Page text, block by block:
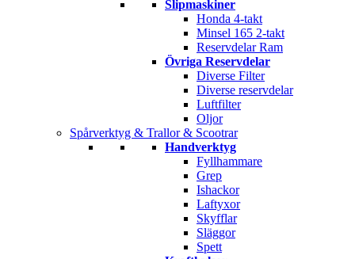
Slipmaskiner
Honda 4-takt
Minsel 165 2-takt
Reservdelar Ram
Övriga Reservdelar
Diverse Filter
Diverse reservdelar
Luftfilter
Oljor
Spårverktyg & Trallor & Scootrar
Handverktyg
Fyllhammare
Grep
Ishackor
Laftyxor
Skyfflar
Släggor
Spett